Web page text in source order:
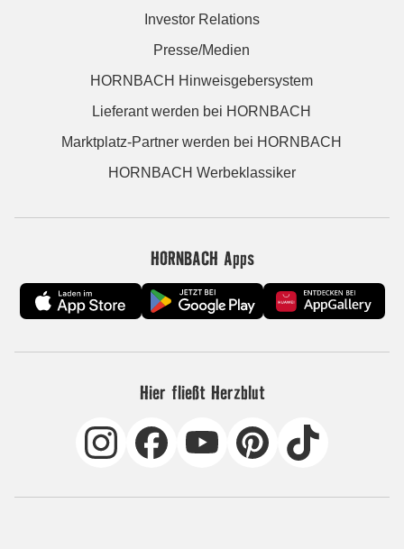
Investor Relations
Presse/Medien
HORNBACH Hinweisgebersystem
Lieferant werden bei HORNBACH
Marktplatz-Partner werden bei HORNBACH
HORNBACH Werbeklassiker
HORNBACH Apps
Hier fließt Herzblut